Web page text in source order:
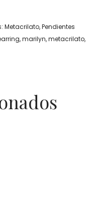
Metacrilato,Pendientes
,marilyn,metacrilato,